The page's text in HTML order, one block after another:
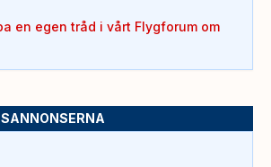
en egen tråd i vårt Flygforum om